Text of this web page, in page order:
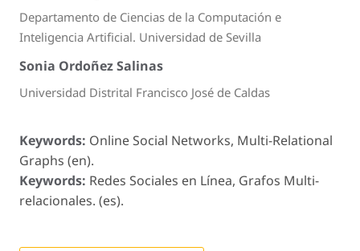
Departamento de Ciencias de la Computación e
Inteligencia Artificial. Universidad de Sevilla
Sonia Ordoñez Salinas
Universidad Distrital Francisco José de Caldas
Keywords: Online Social Networks, Multi-Relational
Graphs (en).
Keywords: Redes Sociales en Línea, Grafos Multi-
relacionales. (es).